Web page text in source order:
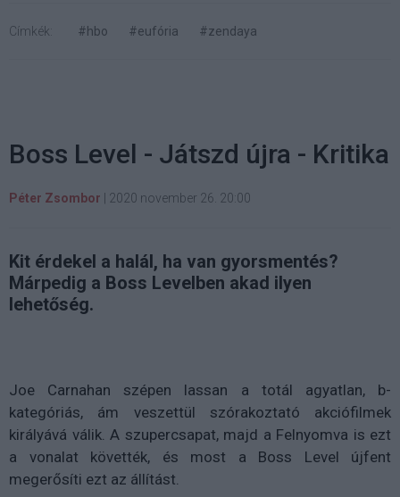
Címkék: #hbo #eufória #zendaya
Boss Level - Játszd újra - Kritika
Péter Zsombor 2020 november 26. 20:00
Kit érdekel a halál, ha van gyorsmentés?
Márpedig a Boss Levelben akad ilyen
lehetőség.
Joe Carnahan szépen lassan a totál agyatlan, b-
kategóriás, ám veszettül szórakoztató akciófilmek
királyává válik. A szupercsapat, majd a Felnyomva is ezt
a vonalat követték, és most a Boss Level újfent
megerősíti ezt az állítást.